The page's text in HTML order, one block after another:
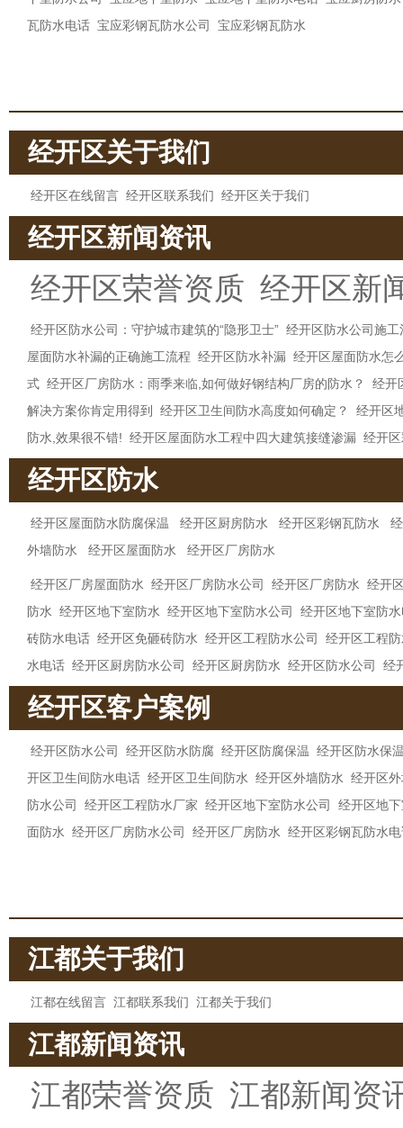
瓦防水电话 宝应彩钢瓦防水公司 宝应彩钢瓦防水
经开区关于我们
经开区在线留言 经开区联系我们 经开区关于我们
经开区新闻资讯
经开区荣誉资质 经开区新
经开区防水公司：守护城市建筑的“隐形卫士” 经开区防水公司施
屋面防水补漏的正确施工流程 经开区防水补漏 经开区屋面防水怎
式 经开区厂房防水：雨季来临,如何做好钢结构厂房的防水？
经开
解决方案你肯定用得到
经开区卫生间防水高度如何确定？
经开区
防水,效果很不错! 经开区屋面防水工程中四大建筑接缝渗漏 经开
经开区防水
经开区屋面防水防腐保温 经开区厨房防水 经开区彩钢瓦防水
外墙防水
经开区屋面防水 经开区厂房防水
经开区厂房屋面防水 经开区厂房防水公司 经开区厂房防水 经开
防水 经开区地下室防水 经开区地下室防水公司
经开区地下室防
砖防水电话 经开区免砸砖防水 经开区工程防水公司
经开区工程
水电话 经开区厨房防水公司 经开区厨房防水 经开区防水公司 经
经开区客户案例
经开区防水公司 经开区防水防腐 经开区防腐保温 经开区防水保
开区卫生间防水电话 经开区卫生间防水 经开区外墙防水 经开区
防水公司
经开区工程防水厂家 经开区地下室防水公司
经开区地
面防水 经开区厂房防水公司 经开区厂房防水 经开区彩钢瓦防水
江都关于我们
江都在线留言 江都联系我们 江都关于我们
江都新闻资讯
江都荣誉资质 江都新闻资